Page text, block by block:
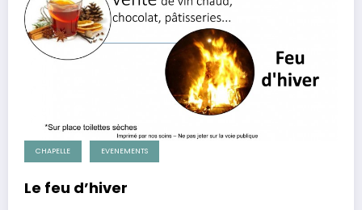
CHAPELLE EVENEMENTS
Le feu d’hiver